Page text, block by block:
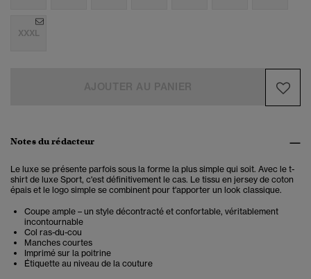
XXXL
Notes du rédacteur
Le luxe se présente parfois sous la forme la plus simple qui soit. Avec le t-
shirt de luxe Sport, c'est définitivement le cas. Le tissu en jersey de coton
épais et le logo simple se combinent pour t'apporter un look classique.
Coupe ample – un style décontracté et confortable, véritablement
incontournable
Col ras-du-cou
Manches courtes
Imprimé sur la poitrine
Étiquette au niveau de la couture